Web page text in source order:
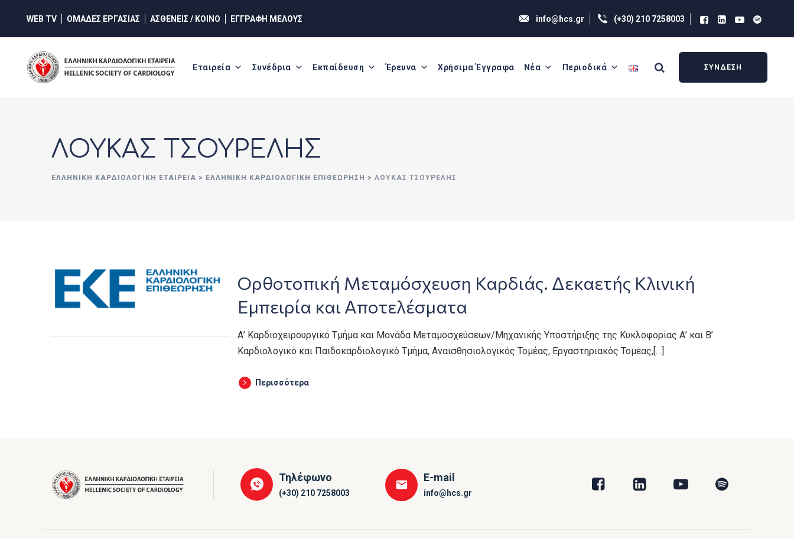
content
WEB TV ΟΜΑΔΕΣ ΕΡΓΑΣΙΑΣ ΑΣΘΕΝΕΙΣ / ΚΟΙΝΟ ΕΓΓΡΑΦΗ ΜΕΛΟΥΣ info@hcs.gr (+30) 210 7258003
Εταιρεία Συνέδρια Εκπαίδευση Έρευνα Χρήσιμα Έγγραφα Νέα Περιοδικά ΣΥΝΔΕΣΗ
ΛΟΥΚΑΣ ΤΣΟΥΡΕΛΗΣ
ΕΛΛΗΝΙΚΉ ΚΑΡΔΙΟΛΟΓΙΚΉ ΕΤΑΙΡΕΊΑ > ΕΛΛΗΝΙΚΗ ΚΑΡΔΙΟΛΟΓΙΚΗ ΕΠΙΘΕΩΡΗΣΗ > ΛΟΥΚΑΣ ΤΣΟΥΡΕΛΗΣ
Ορθοτοπική Μεταμόσχευση Καρδιάς. Δεκαετής Κλινική
Εμπειρία και Αποτελέσματα
Α’ Καρδιοχειρουργικό Τμήμα και Μονάδα Μεταμοσχεύσεων/Μηχανικής Υποστήριξης της Κυκλοφορίας Α’ και Β’
Καρδιολογικό και Παιδοκαρδιολογικό Τμήμα, Αναισθησιολογικός Τομέας, Εργαστηριακός Τομέας,[…]
Περισσότερα
Τηλέφωνο
(+30) 210 7258003
E-mail
info@hcs.gr